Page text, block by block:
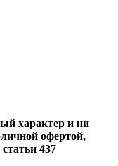
характер и ни
офертой,
437